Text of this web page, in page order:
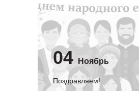
04 Ноябрь
Поздравляем!